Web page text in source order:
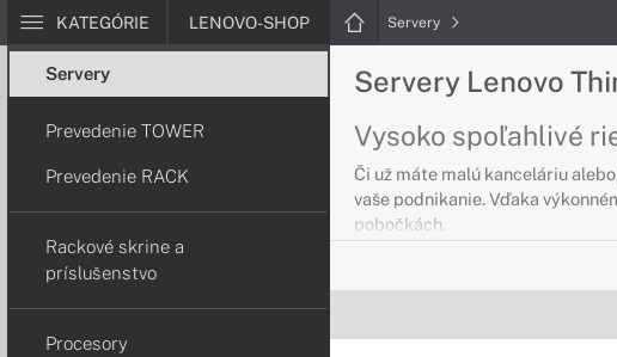
KATEGÓRIE LENOVO-SHOP Servery
Servery
Prevedenie TOWER
Prevedenie RACK
Rackové skrine a
príslušenstvo
Procesory
Servery Lenovo
Vysoko spoľahlivé
Či už máte malú kanceláriu
vaše podnikanie. Vďaka
pobočkách.
Servery Lenovo